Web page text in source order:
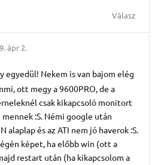
Válasz
ápr 2.
egyedül! Nekem is van bajom elég
ott megy a 9600PRO, de a
csak kikapcsoló monitort
:S. Némi google után
alaplap és az ATI nem jó haverok :S.
képet, ha előbb win (ott a
restart után (ha kikapcsolom a